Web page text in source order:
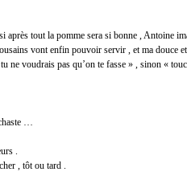
après tout la pomme sera si bonne , Antoine
vont enfin pouvoir servir , et ma douce
ne voudrais pas qu’on te fasse » , sinon «
…
.
, tôt ou tard .